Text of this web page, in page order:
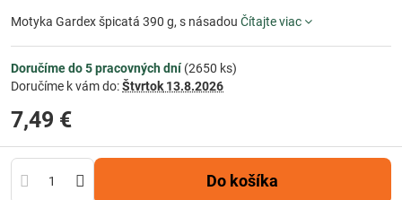
Motyka Gardex špicatá 390 g, s násadou Čítajte viac
Doručíme do 5 pracovných dní(2650 ks)
Doručíme k vám do:Štvrtok 13.8.2026
7,49 €
Do košíka